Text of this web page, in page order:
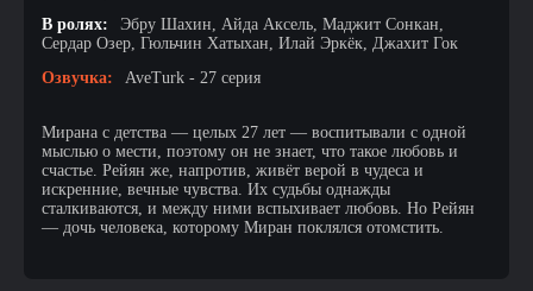
В ролях:
Эбру Шахин, Айда Аксель, Маджит Сонкан,
Сердар Озер, Гюльчин Хатыхан, Илай Эркёк, Джахит Гок
Озвучка:
AveTurk - 27 серия
Мирана с детства — целых 27 лет — воспитывали с одной
мыслью о мести, поэтому он не знает, что такое любовь и
счастье. Рейян же, напротив, живёт верой в чудеса и
искренние, вечные чувства. Их судьбы однажды
сталкиваются, и между ними вспыхивает любовь. Но Рейян
— дочь человека, которому Миран поклялся отомстить.